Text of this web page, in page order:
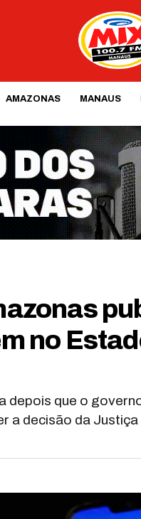
AMAZONAS MANAUS
no
depois que o
a decisão da